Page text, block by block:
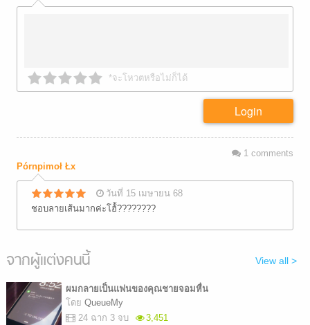
*จะโหวตหรือไม่ก็ได้
Login
1comments
Pórnpimoł Łx
วันที่ 15 เมษายน 68
ชอบลายเส้นมากค่ะโฮ้้้้้้????????
จากผู้แต่งคนนี้ View all >
ผมกลายเป็นแฟนของคุณชายจอมหื่น
โดย QueueMy
24 ฉาก 3 จบ
3,451